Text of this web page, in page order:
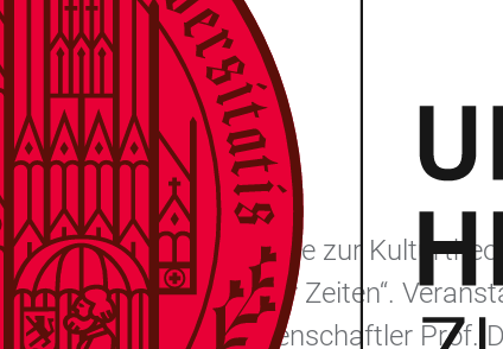
Heidelberger Vorträge zur
im Wandel der Zeiten“.
von Literaturwissenschaftler Prof.